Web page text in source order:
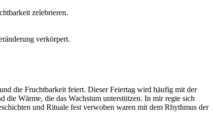
zelebrieren.
⁢verkörpert.
die‍ Fruchtbarkeit feiert. Dieser Feiertag wird häufig mit der
Wärme, die das Wachstum unterstützen. In mir regte sich
und Rituale fest verwoben waren mit dem Rhythmus der